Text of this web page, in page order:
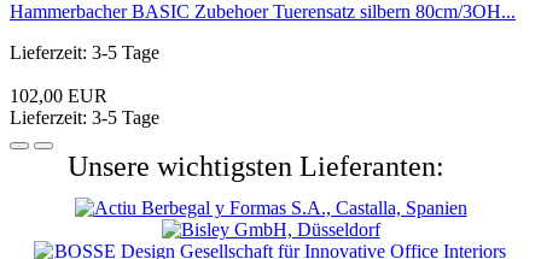
Hammerbacher BASIC Zubehoer Tuerensatz silbern 80cm/3OH...
Lieferzeit: 3-5 Tage
102,00 EUR
Lieferzeit: 3-5 Tage
Unsere wichtigsten Lieferanten: